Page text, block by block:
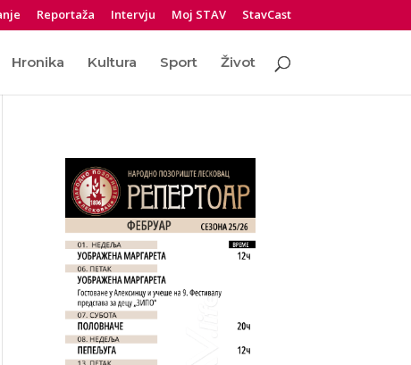
Reportaža Intervju Moj STAV StavCast
Hronika Kultura Sport Život